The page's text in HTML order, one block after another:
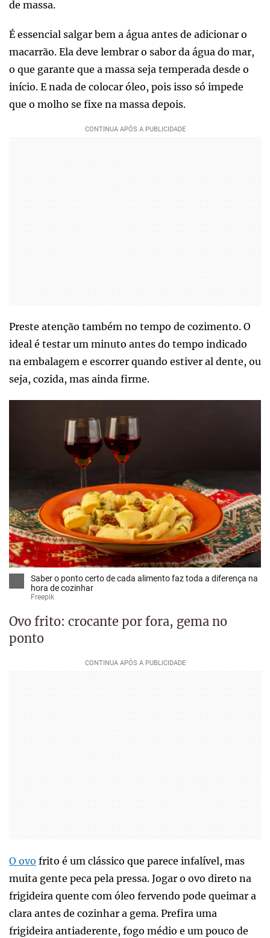
de massa.
É essencial salgar bem a água antes de adicionar o
macarrão. Ela deve lembrar o sabor da água do mar,
o que garante que a massa seja temperada desde o
início. E nada de colocar óleo, pois isso só impede
que o molho se fixe na massa depois.
Preste atenção também no tempo de cozimento. O
ideal é testar um minuto antes do tempo indicado
na embalagem e escorrer quando estiver al dente, ou
seja, cozida, mas ainda firme.
Saber o ponto certo de cada alimento faz toda a diferença na
hora de cozinhar
Freepik
Ovo frito: crocante por fora, gema no
ponto
O ovo frito é um clássico que parece infalível, mas
muita gente peca pela pressa. Jogar o ovo direto na
frigideira quente com óleo fervendo pode queimar a
clara antes de cozinhar a gema. Prefira uma
frigideira antiaderente, fogo médio e um pouco de